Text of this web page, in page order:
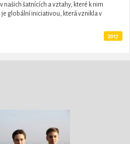
našich šatnících a vztahy, které k nim
globální iniciativou, která vznikla v
2017